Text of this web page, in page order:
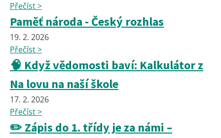
Přečíst >
Paměť národa - Český rozhlas
19. 2. 2026
Přečíst >
🧠 Když vědomosti baví: Kalkulátor z
Na lovu na naší škole
17. 2. 2026
Přečíst >
✏️ Zápis do 1. třídy je za námi –